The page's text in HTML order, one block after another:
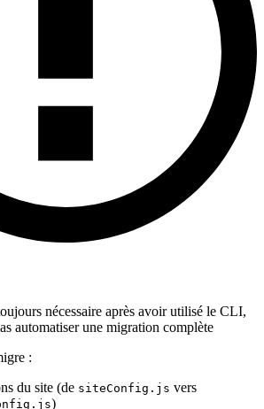
nécessaire après avoir utilisé le CLI,
automatiser une migration complète
:
du site (de siteConfig.js vers
)